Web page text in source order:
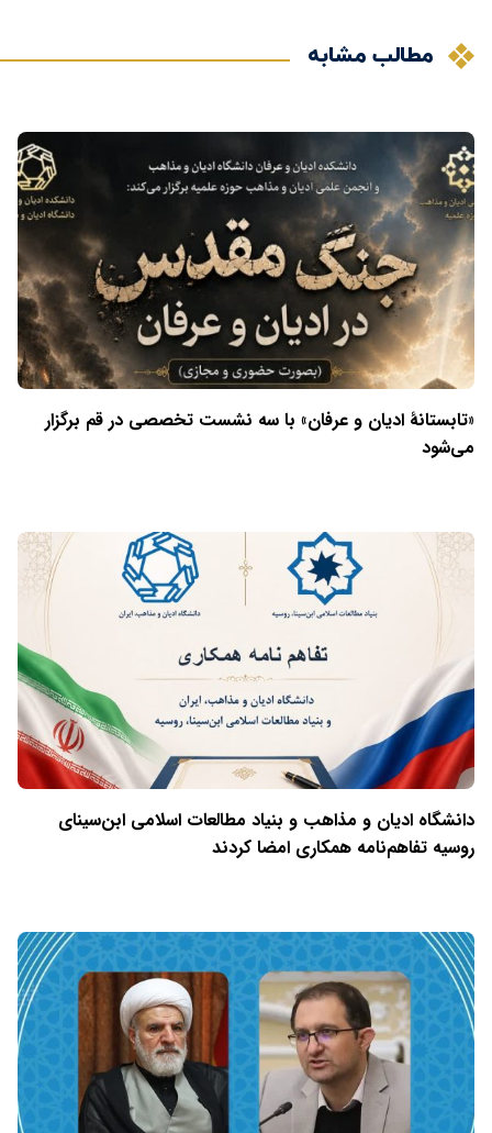
مطالب مشابه
«تابستانهٔ ادیان و عرفان» با سه نشست تخصصی در قم برگزار
می‌شود
دانشگاه ادیان و مذاهب و بنیاد مطالعات اسلامی ابن‌سینای
روسیه تفاهم‌نامه همکاری امضا کردند